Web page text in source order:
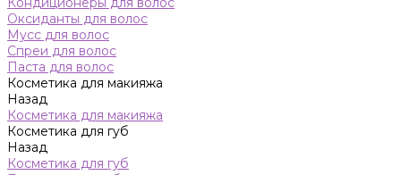
Оксиданты для волос
Мусс для волос
Спреи для волос
Паста для волос
Косметика для макияжа
Назад
Косметика для макияжа
Косметика для губ
Назад
Косметика для губ